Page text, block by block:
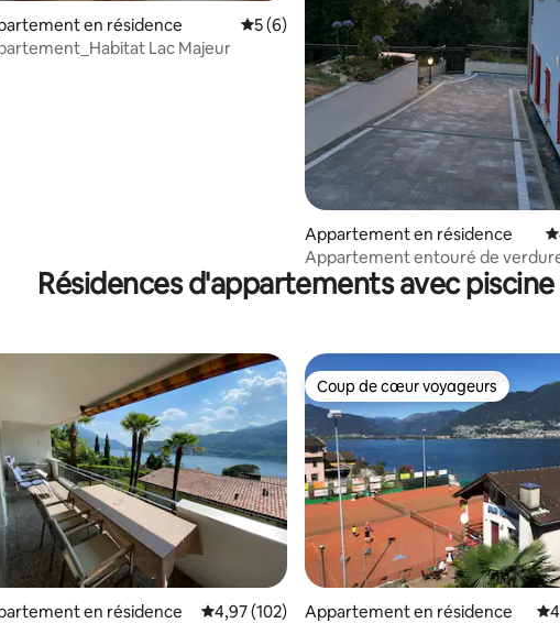
sur la base de 26 commentaires : 4,77 sur 5
en résidence Évaluation moyenne sur la base de 6
5 (6)
Lac Majeur
Appartement en résidence
Appartement entouré de
Carona
Résidences d'appartements avec piscine
en résidence Évaluation moyenne sur la base de 102
4,97 (102)
Coup de cœur voyageurs
Coup de cœur voyageurs
Appartement en résidence